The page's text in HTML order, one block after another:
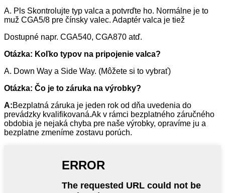
A. Pls Skontrolujte typ valca a potvrďte ho. Normálne je to
muž CGA5/8 pre čínsky valec. Adaptér valca je tiež
Dostupné napr. CGA540, CGA870 atď.
Otázka: Koľko typov na pripojenie valca?
A. Down Way a Side Way. (Môžete si to vybrať)
Otázka: Čo je to záruka na výrobky?
A:Bezplatná záruka je jeden rok od dňa uvedenia do
prevádzky kvalifikovaná.Ak v rámci bezplatného záručného
obdobia je nejaká chyba pre naše výrobky, opravíme ju a
bezplatne zmeníme zostavu porúch.